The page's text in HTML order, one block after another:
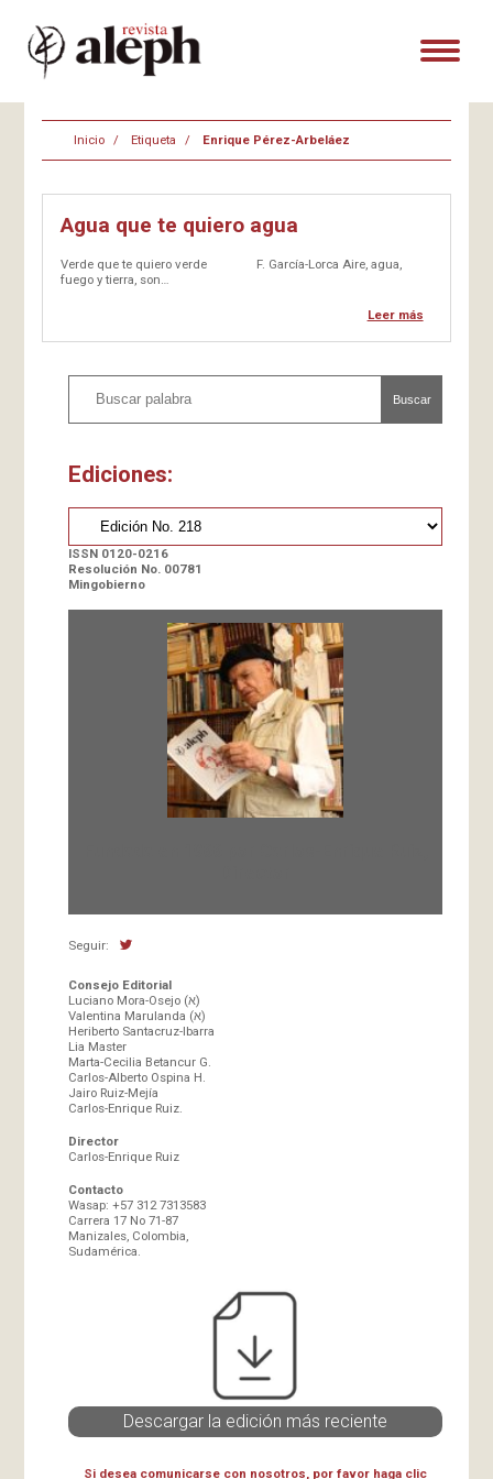
Inicio Etiqueta Enrique Pérez-Arbeláez
Agua que te quiero agua
Verde que te quiero verde F. García-Lorca Aire, agua,
fuego y tierra, son…
Leer más
Buscar
Ediciones:
ISSN 0120-0216
Resolución No. 00781
Mingobierno
Seguir:
Consejo Editorial
Luciano Mora-Osejo (א)
Valentina Marulanda (א)
Heriberto Santacruz-Ibarra
Lia Master
Marta-Cecilia Betancur G.
Carlos-Alberto Ospina H.
Jairo Ruiz-Mejía
Carlos-Enrique Ruiz.
Director
Carlos-Enrique Ruiz
Contacto
Wasap: +57 312 7313583
Carrera 17 No 71-87
Manizales, Colombia,
Sudamérica.
Descargar la edición más reciente
Si desea comunicarse con nosotros, por favor haga clic